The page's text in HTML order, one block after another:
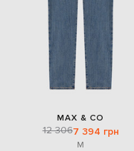
MAX & CO
12 3067 394 грн
M